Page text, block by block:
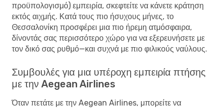
προϋπολογισμό) εμπειρία, σκεφτείτε να κάνετε κράτηση
εκτός αιχμής. Κατά τους πιο ήσυχους μήνες, το
Θεσσαλονίκη προσφέρει μια πιο ήρεμη ατμόσφαιρα,
δίνοντάς σας περισσότερο χώρο για να εξερευνήσετε με
τον δικό σας ρυθμό—και συχνά με πιο φιλικούς ναύλους.
Συμβουλές για μια υπέροχη εμπειρία πτήσης
με την Aegean Airlines
Όταν πετάτε με την Aegean Airlines, μπορείτε να